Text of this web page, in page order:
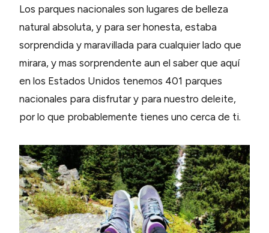
Los parques nacionales son lugares de belleza
natural absoluta, y para ser honesta, estaba
sorprendida y maravillada para cualquier lado que
mirara, y mas sorprendente aun el saber que aquí
en los Estados Unidos tenemos 401 parques
nacionales para disfrutar y para nuestro deleite,
por lo que probablemente tienes uno cerca de ti.